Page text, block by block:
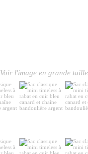
Voir l'image en grande taille